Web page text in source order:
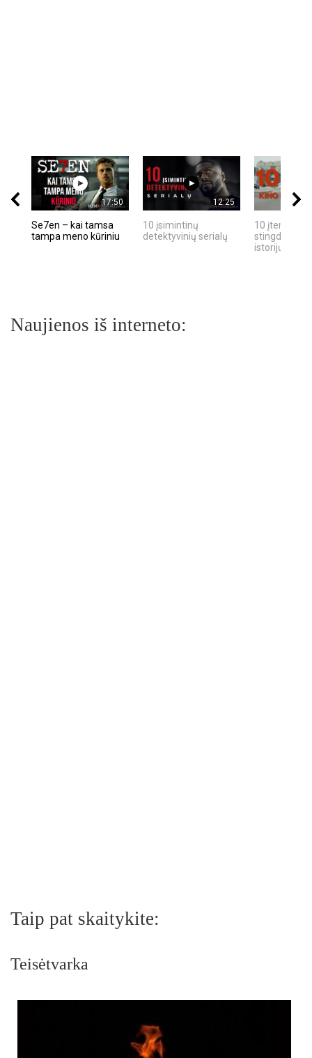
17:50
Se7en – kai tamsa
tampa meno kūriniu
12:25
10 įsimintinų
detektyvinių serialų
10 įtemptų,
stingdančių
istorijų
Naujienos iš interneto:
Taip pat skaitykite:
Teisėtvarka